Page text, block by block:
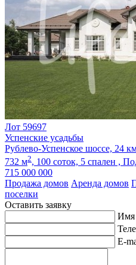
Лот 59697
Успенские усадьбы
Рублево-Успенское шоссе, 24
732 м2, 100 соток, 5 спален ,
715 000 000
Продажа домов Аренда домов
поселки
Оставить заявку
Имя
E-